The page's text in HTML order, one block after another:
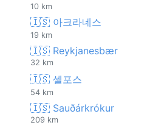
10 km
🇮🇸 아크라네스
19 km
🇮🇸 Reykjanesbær
32 km
🇮🇸 셀포스
54 km
🇮🇸 Sauðárkrókur
209 km